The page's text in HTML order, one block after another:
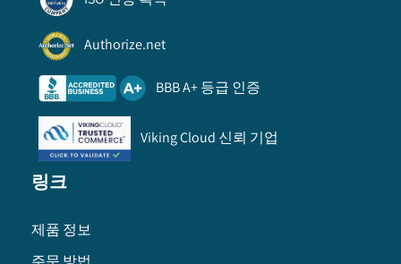
Authorize.net
BBB A+ 등급 인증
Viking Cloud 신뢰 기업
링크
제품 정보